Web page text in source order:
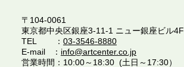
〒104-0061
​東京都中央区銀座3-11-1 ニュー銀座ビル4F
TEL ： 03-3546-8880
E-mail ： info@artcenter.co.jp
営業時間：10:00～18:30 (土日～17:30）